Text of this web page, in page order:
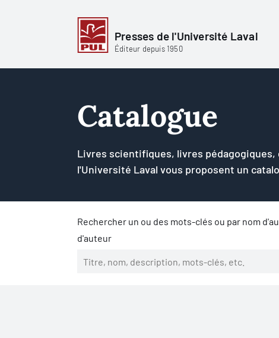
Presses de l'Université Laval
Éditeur depuis 1950
Catalogue
Livres scientifiques, livres pédagogiques,
l'Université Laval vous proposent un
Rechercher un ou des mots-clés ou par nom
d'auteur